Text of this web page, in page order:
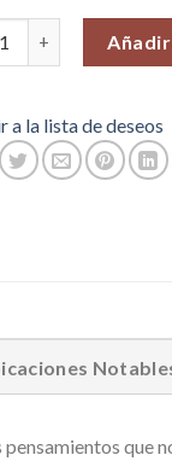
a la lista de deseos
que